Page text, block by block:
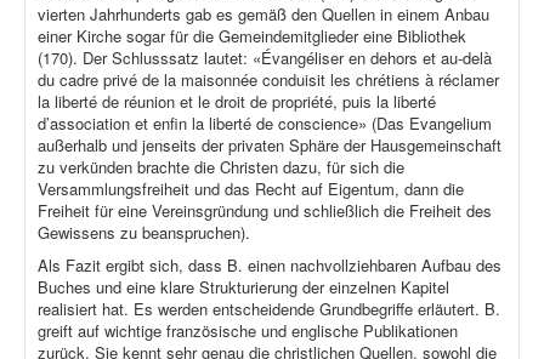
vierten Jahrhunderts gab es gemäß den Quellen in einem Anbau
einer Kirche sogar für die Gemeindemitglieder eine Bibliothek
(170). Der Schlusssatz lautet: «Évangéliser en dehors et au-delà
du cadre privé de la maisonnée conduisit les chrétiens à réclamer
la liberté de réunion et le droit de propriété, puis la liberté
d’association et enfin la liberté de conscience» (Das Evangelium
außerhalb und jenseits der privaten Sphäre der Hausgemeinschaft
zu verkünden brachte die Christen dazu, für sich die
Versammlungsfreiheit und das Recht auf Eigentum, dann die
Freiheit für eine Vereinsgründung und schließlich die Freiheit des
Gewissens zu beanspruchen).
Als Fazit ergibt sich, dass B. einen nachvollziehbaren Aufbau des
Buches und eine klare Strukturierung der einzelnen Kapitel
realisiert hat. Es werden entscheidende Grundbegriffe erläutert. B.
greift auf wichtige französische und englische Publikationen
zurück. Sie kennt sehr genau die christlichen Quellen, sowohl die